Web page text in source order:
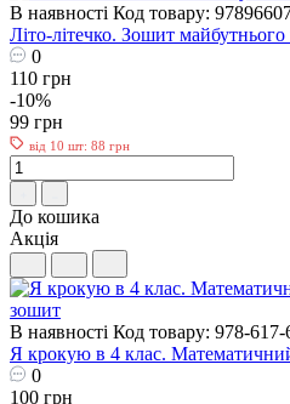
В наявності Код товару:
Літо-літечко. Зошит майбутнього
0
110 грн
-10%
99 грн
від 10 шт: 88 грн
До кошика
Акція
В наявності Код товару: 978-
Я крокую в 4 клас.
0
100 грн